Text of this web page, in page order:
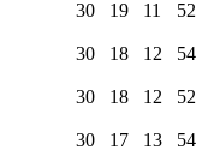
30 19 11 52
30 18 12 54
30 18 12 52
30 17 13 54